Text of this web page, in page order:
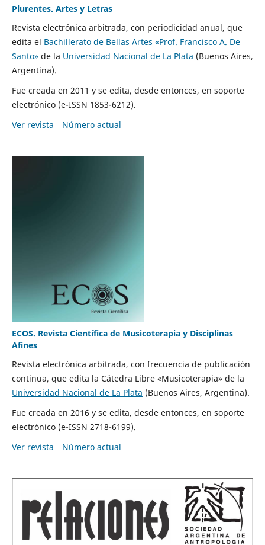
Plurentes. Artes y Letras
Revista electrónica arbitrada, con periodicidad anual, que
edita el Bachillerato de Bellas Artes «Prof. Francisco A. De
Santo»de la Universidad Nacional de La Plata (Buenos Aires,
Argentina).
Fue creada en 2011 y se edita, desde entonces, en soporte
electrónico (e-ISSN 1853-6212).
Ver revista
Número actual
ECOS. Revista Científica de Musicoterapia y Disciplinas
Afines
Revista electrónica arbitrada, con frecuencia de publicación
continua, que edita la Cátedra Libre «Musicoterapia»de la
Universidad Nacional de La Plata (Buenos Aires, Argentina).
Fue creada en 2016 y se edita, desde entonces, en soporte
electrónico (e-ISSN 2718-6199).
Ver revista
Número actual